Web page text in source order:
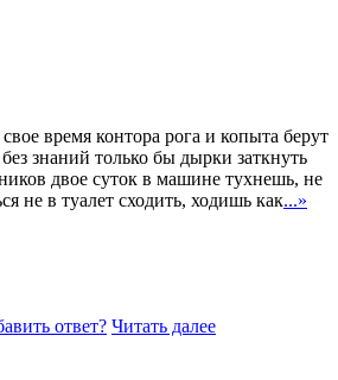
время контора рога и копыта берут
знаний только бы дырки заткнуть
двое суток в машине тухнешь, не
не в туалет сходить, ходишь как...»
ответ? Читать далее